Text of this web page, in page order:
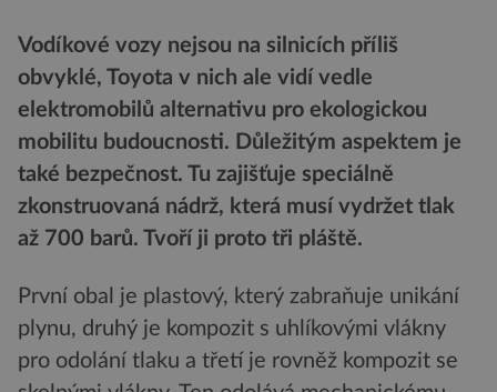
Vodíkové vozy nejsou na silnicích příliš
obvyklé, Toyota v nich ale vidí vedle
elektromobilů alternativu pro ekologickou
mobilitu budoucnosti. Důležitým aspektem je
také bezpečnost. Tu zajišťuje speciálně
zkonstruovaná nádrž, která musí vydržet tlak
až 700 barů. Tvoří ji proto tři pláště.
První obal je plastový, který zabraňuje unikání
plynu, druhý je kompozit s uhlíkovými vlákny
pro odolání tlaku a třetí je rovněž kompozit se